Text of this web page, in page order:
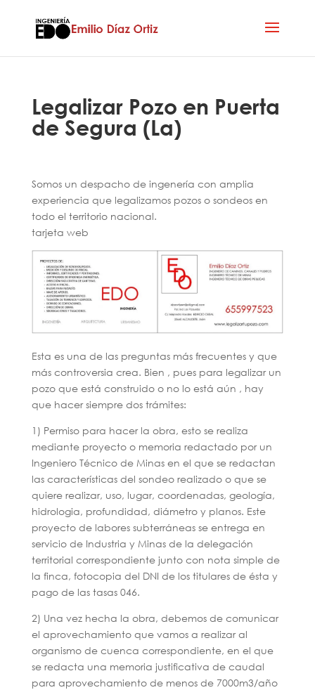
Legalizar Pozo en Puerta
de Segura (La)
Somos un despacho de ingenería con amplia
experiencia que legalizamos pozos o sondeos en
todo el territorio nacional.
tarjeta web
Esta es una de las preguntas más frecuentes y que
más controversia crea. Bien , pues para legalizar un
pozo que está construido o no lo está aún , hay
que hacer siempre dos trámites:
1) Permiso para hacer la obra, esto se realiza
mediante proyecto o memoria redactado por un
Ingeniero Técnico de Minas en el que se redactan
las características del sondeo realizado o que se
quiere realizar, uso, lugar, coordenadas, geología,
hidrologia, profundidad, diámetro y planos. Este
proyecto de labores subterráneas se entrega en
servicio de Industria y Minas de la delegación
territorial correspondiente junto con nota simple de
la finca, fotocopia del DNI de los titulares de ésta y
pago de las tasas 046.
2) Una vez hecha la obra, debemos de comunicar
el aprovechamiento que vamos a realizar al
organismo de cuenca correspondiente, en el que
se redacta una memoria justificativa de caudal
para aprovechamiento de menos de 7000m3/año